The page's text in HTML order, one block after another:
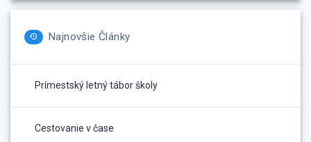
Najnovšie Články
Prímestský letný tábor školy
Cestovanie v čase